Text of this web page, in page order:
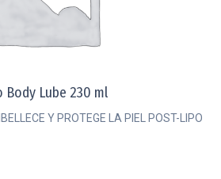
Body Lube 230 ml
Y PROTEGE LA PIEL POST-LIPO